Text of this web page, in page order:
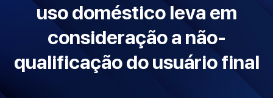
uso doméstico leva em
consideração a não-
qualificação do usuário final